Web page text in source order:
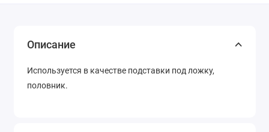
Описание
Используется в качестве подставки под ложку,
половник.